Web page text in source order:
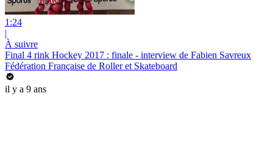
1:24
|
À suivre
Final 4 rink Hockey 2017 : finale - interview de Fabien Savreux
Fédération Française de Roller et Skateboard
il y a 9 ans